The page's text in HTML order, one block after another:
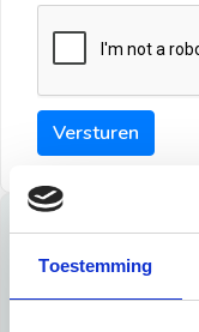
Toestemming
Versturen
Tips